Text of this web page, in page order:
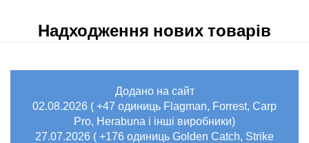
Надходження нових товарів
Додано на сайт
02.08.2026 ( +47 одиниць Flagman, Forrest, Carp
Pro, Herabuna і інші виробники)
27.07.2026 ( +176 одиниць Golden Catch, Strike